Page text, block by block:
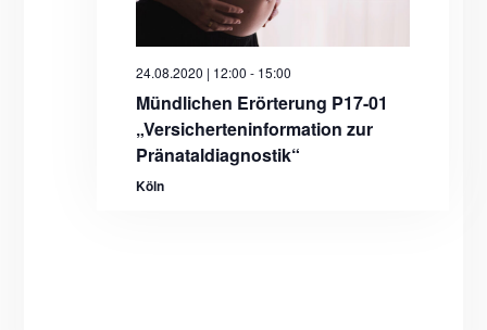
24.08.2020 | 12:00 - 15:00
Mündlichen Erörterung P17-01
„Versicherteninformation zur
Pränataldiagnostik“
Köln